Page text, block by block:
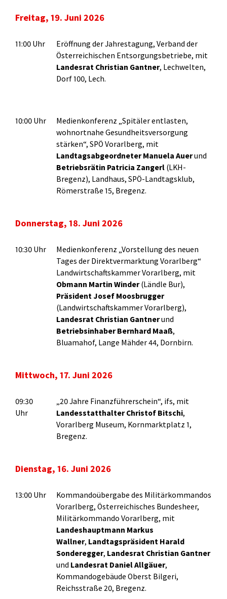
Freitag, 19. Juni 2026
11:00 Uhr
Eröffnung der Jahrestagung, Verband der
Österreichischen Entsorgungsbetriebe, mit
Landesrat Christian Gantner, Lechwelten,
Dorf 100, Lech.
10:00 Uhr
Medienkonferenz „Spitäler entlasten,
wohnortnahe Gesundheitsversorgung
stärken“, SPÖ Vorarlberg, mit
Landtagsabgeordneter Manuela Auerund
Betriebsrätin Patricia Zangerl (LKH-
Bregenz), Landhaus, SPÖ-Landtagsklub,
Römerstraße 15, Bregenz.
Donnerstag, 18. Juni 2026
10:30 Uhr
Medienkonferenz „Vorstellung des neuen
Tages der Direktvermarktung Vorarlberg“
Landwirtschaftskammer Vorarlberg, mit
Obmann Martin Winder(Ländle Bur),
Präsident Josef Moosbrugger
(Landwirtschaftskammer Vorarlberg),
Landesrat Christian Gantnerund
Betriebsinhaber Bernhard Maaß,
Bluamahof, Lange Mähder 44, Dornbirn.
Mittwoch, 17. Juni 2026
09:30
Uhr
„20 Jahre Finanzführerschein“, ifs, mit
Landesstatthalter Christof Bitschi,
Vorarlberg Museum, Kornmarktplatz 1,
Bregenz.
Dienstag, 16. Juni 2026
13:00 Uhr
Kommandoübergabe des Militärkommandos
Vorarlberg, Österreichisches Bundesheer,
Militärkommando Vorarlberg, mit
Landeshauptmann Markus
Wallner, Landtagspräsident Harald
Sonderegger, Landesrat Christian Gantner
und Landesrat Daniel Allgäuer,
Kommandogebäude Oberst Bilgeri,
Reichsstraße 20, Bregenz.